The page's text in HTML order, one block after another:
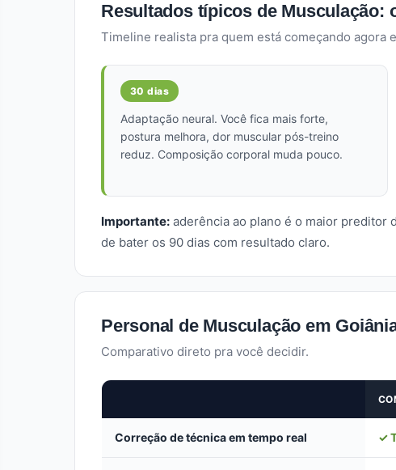
Resultados típicos de Musculação:
Timeline realista pra quem está começando agora
30 dias
Adaptação neural. Você fica mais forte,
postura melhora, dor muscular pós-treino
reduz. Composição corporal muda pouco.
Importante: aderência ao plano é o maior
de bater os 90 dias com resultado claro.
Personal de Musculação em
Comparativo direto pra você decidir.
Correção de técnica em tempo real ✓